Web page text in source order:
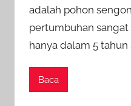
adalah pohon
pertumbuhan
hanya dalam 5 tahun
Baca